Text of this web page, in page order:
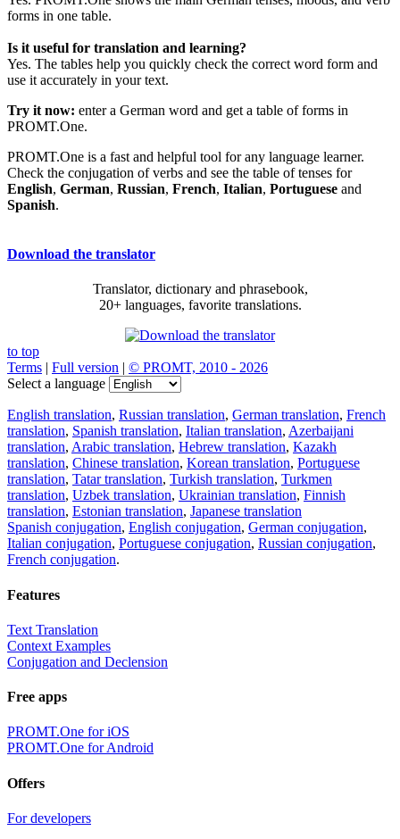
forms in one table.
Is it useful for translation and learning?
Yes. The tables help you quickly check the correct word form and
use it accurately in your text.
Try it now: enter a German word and get a table of forms in
PROMT.One.
PROMT.One is a fast and helpful tool for any language learner.
Check the conjugation of verbs and see the table of tenses for
English, German, Russian, French, Italian, Portuguese and
Spanish.
Download the translator
Translator, dictionary and phrasebook,
20+ languages, favorite translations.
to top
Terms | Full version | © PROMT, 2010 - 2026
Select a language
English translation, Russian translation, German translation, French
translation, Spanish translation, Italian translation, Azerbaijani
translation, Arabic translation, Hebrew translation, Kazakh
translation, Chinese translation, Korean translation, Portuguese
translation, Tatar translation, Turkish translation, Turkmen
translation, Uzbek translation, Ukrainian translation, Finnish
translation, Estonian translation, Japanese translation
Spanish conjugation, English conjugation, German conjugation,
Italian conjugation, Portuguese conjugation, Russian conjugation,
French conjugation.
Features
Text Translation
Context Examples
Conjugation and Declension
Free apps
PROMT.One for iOS
PROMT.One for Android
Offers
For developers